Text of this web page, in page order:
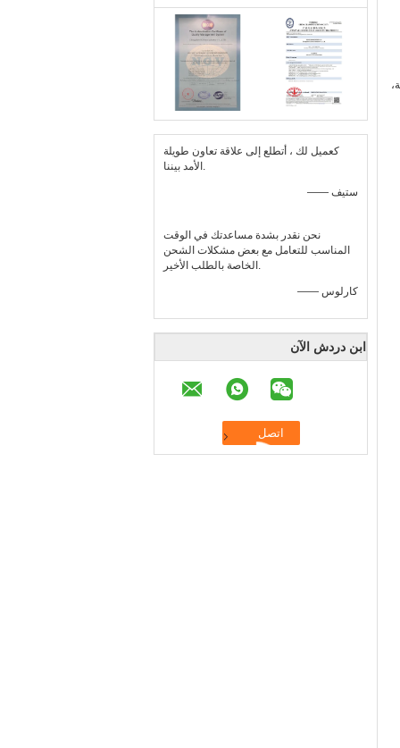
كعميل لك ، أتطلع إلى علاقة تعاون طويلة
الأمد بيننا.
—— ستيف
نحن نقدر بشدة مساعدتك في الوقت
المناسب للتعامل مع بعض مشكلات الشحن
الخاصة بالطلب الأخير.
—— كارلوس
ابن دردش الآن